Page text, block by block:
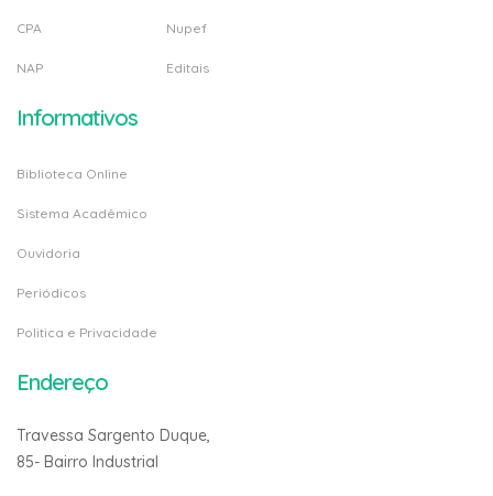
CPA
NAP
Nupef
Editais
Informativos
Biblioteca Online
Sistema Acadêmico
Ouvidoria
Periódicos
Politica e Privacidade
Endereço
Travessa Sargento Duque,
85- Bairro Industrial